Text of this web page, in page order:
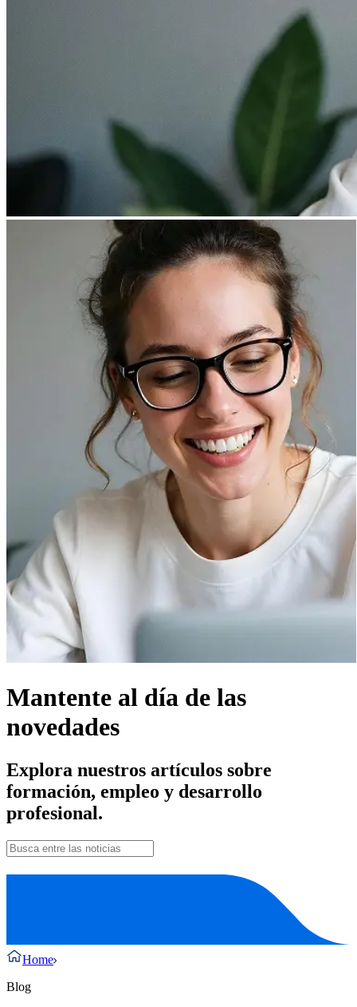
Mantente al día de las
novedades
Explora nuestros artículos sobre
formación, empleo y desarrollo
profesional.
Home
Blog